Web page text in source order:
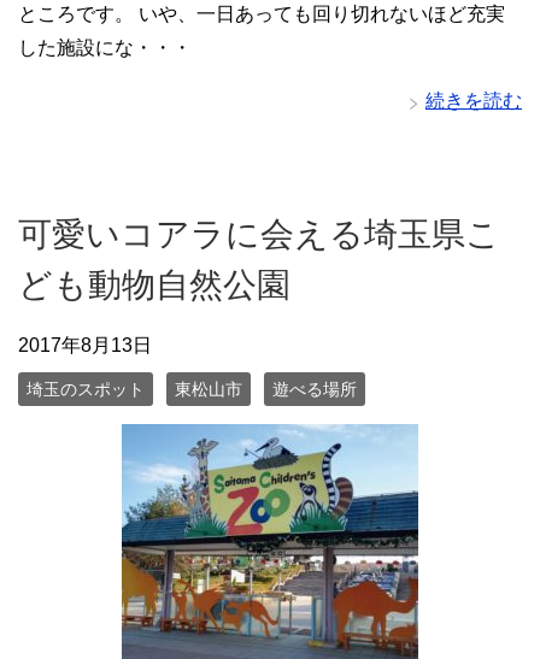
ところです。 いや、一日あっても回り切れないほど充実
した施設にな・・・
続きを読む
可愛いコアラに会える埼玉県こ
ども動物自然公園
2017年8月13日
埼玉のスポット 東松山市 遊べる場所